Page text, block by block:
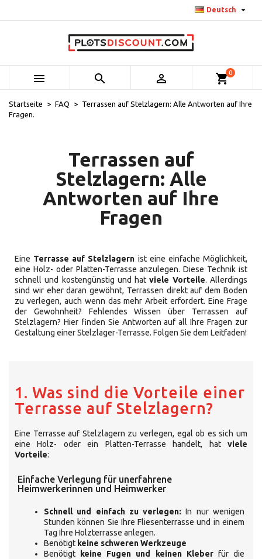
Deutsch 
   shopping_cart0
Startseite FAQ
Terrassen auf Stelzlagern: Alle Antworten auf Ihre
Fragen.
Terrassen auf
Stelzlagern: Alle
Antworten auf Ihre
Fragen
Eine Terrasse auf Stelzlagern ist eine einfache Möglichkeit,
eine Holz- oder Platten-Terrasse anzulegen. Diese Technik ist
schnell und kostengünstig und hatviele Vorteile. Allerdings
sind wir eher daran gewöhnt, Terrassen direkt auf dem Boden
zu verlegen, auch wenn das mehr Arbeit erfordert. Eine Frage
der Gewohnheit? Fehlendes Wissen über Terrassen auf
Stelzlagern? Hier finden Sie Antworten auf all Ihre Fragen zur
Gestaltung einer Stelzlager-Terrasse. Folgen Sie dem Leitfaden!
1. Was sind die Vorteile einer
Terrasse auf Stelzlagern?
Eine Terrasse auf Stelzlagern zu verlegen, egal ob es sich um
eine Holz- oder ein Platten-Terrasse handelt, hat viele
Vorteile:
Einfache Verlegung für unerfahrene
Heimwerkerinnen und Heimwerker
Schnell und einfach zu verlegen:In nur wenigen
Stunden können Sie Ihre Fliesenterrasse und in einem
Tag Ihre Holzterrasse anlegen.
Benötigt keine schweren Werkzeuge
Benötigt keine Fugen und keinen Kleber für die